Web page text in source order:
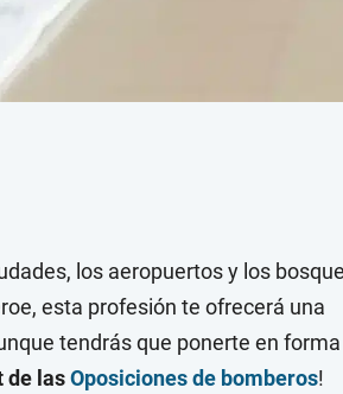
los aeropuertos y los
esta profesión te ofrecerá una
tendrás que ponerte en forma
de lasOposiciones de bomberos!